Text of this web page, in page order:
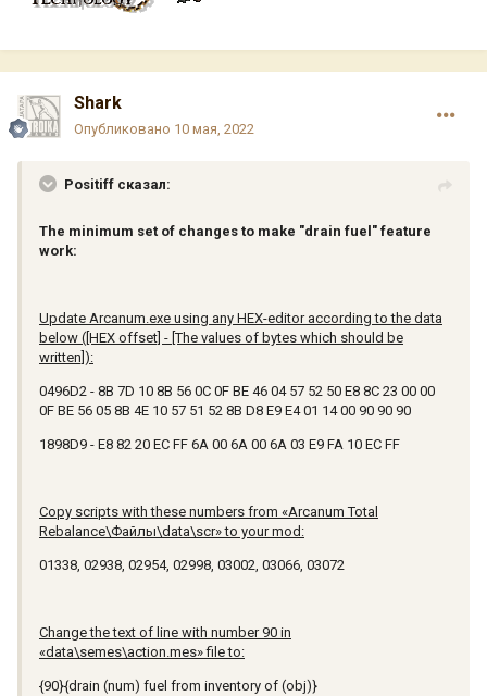
Shark
Опубликовано 10 мая, 2022
Positiff сказал:
The minimum set of changes to make "drain fuel" feature
work:
Update Arcanum.exe using any HEX-editor according to the data
below ([HEX offset] - [The values of bytes which should be
written]):
0496D2 - 8B 7D 10 8B 56 0C 0F BE 46 04 57 52 50 E8 8C 23 00 00
0F BE 56 05 8B 4E 10 57 51 52 8B D8 E9 E4 01 14 00 90 90 90
1898D9 - E8 82 20 EC FF 6A 00 6A 00 6A 03 E9 FA 10 EC FF
Copy scripts with these numbers from «Arcanum Total
Rebalance\Файлы\data\scr» to your mod:
01338, 02938, 02954, 02998, 03002, 03066, 03072
Change the text of line with number 90 in
«data\semes\action.mes» file to:
{90}{drain (num) fuel from inventory of (obj)}